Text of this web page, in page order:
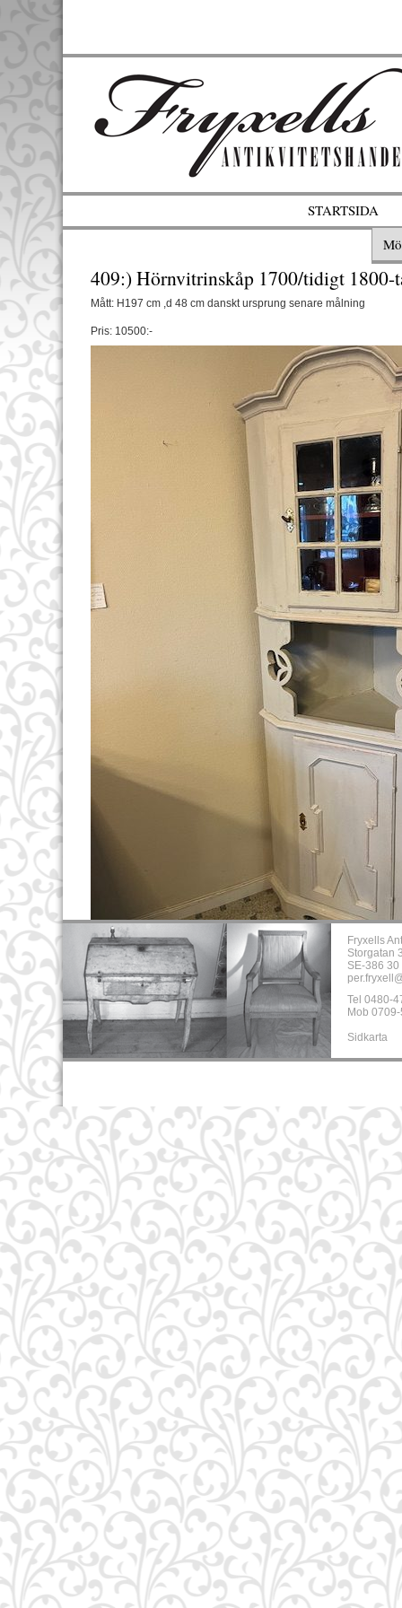
STARTSIDA
409:) Hörnvitrinskåp 1700/tidigt 1800-
Mått: H197 cm ,d 48 cm danskt ursprung senare målning
Pris: 10500:-
Fryxells
Storgatan
SE-386
Tel 0480-
Mob
Sidkarta